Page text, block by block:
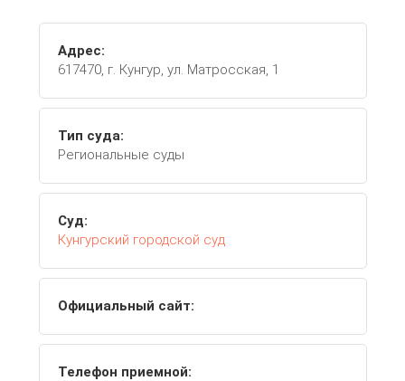
Адрес:
617470, г. Кунгур, ул. Матросская, 1
Тип суда:
Региональные суды
Суд:
Кунгурский городской суд
Официальный сайт:
Телефон приемной: